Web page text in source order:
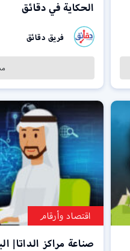
الحكاية في دقائق
فريق دقائق
اقتصاد وأرقام
صناعة مراكز الداتا|